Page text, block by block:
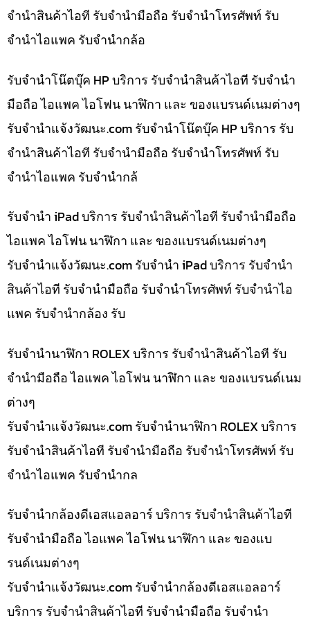
จำนำสินค้าไอที รับจำนำมือถือ รับจำนำโทรศัพท์ รับ
จำนำไอแพค รับจำนำกล้อ
รับจำนำโน๊ตบุ๊ค HP บริการ รับจำนำสินค้าไอที รับจำนำ
มือถือ ไอแพค ไอโฟน นาฬิกา และ ของแบรนด์เนมต่างๆ
รับจํานําแจ้งวัฒนะ.com รับจำนำโน๊ตบุ๊ค HP บริการ รับ
จำนำสินค้าไอที รับจำนำมือถือ รับจำนำโทรศัพท์ รับ
จำนำไอแพค รับจำนำกล้
รับจำนำ iPad บริการ รับจำนำสินค้าไอที รับจำนำมือถือ
ไอแพค ไอโฟน นาฬิกา และ ของแบรนด์เนมต่างๆ
รับจํานําแจ้งวัฒนะ.com รับจำนำ iPad บริการ รับจำนำ
สินค้าไอที รับจำนำมือถือ รับจำนำโทรศัพท์ รับจำนำไอ
แพค รับจำนำกล้อง รับ
รับจำนำนาฬิกา ROLEX บริการ รับจำนำสินค้าไอที รับ
จำนำมือถือ ไอแพค ไอโฟน นาฬิกา และ ของแบรนด์เนม
ต่างๆ
รับจํานําแจ้งวัฒนะ.com รับจำนำนาฬิกา ROLEX บริการ
รับจำนำสินค้าไอที รับจำนำมือถือ รับจำนำโทรศัพท์ รับ
จำนำไอแพค รับจำนำกล
รับจำนำกล้องดีเอสแอลอาร์ บริการ รับจำนำสินค้าไอที
รับจำนำมือถือ ไอแพค ไอโฟน นาฬิกา และ ของแบ
รนด์เนมต่างๆ
รับจํานําแจ้งวัฒนะ.com รับจำนำกล้องดีเอสแอลอาร์
บริการ รับจำนำสินค้าไอที รับจำนำมือถือ รับจำนำ